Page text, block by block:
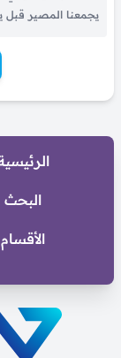
يجمعنا المصير قبل
البحث
الأقسام